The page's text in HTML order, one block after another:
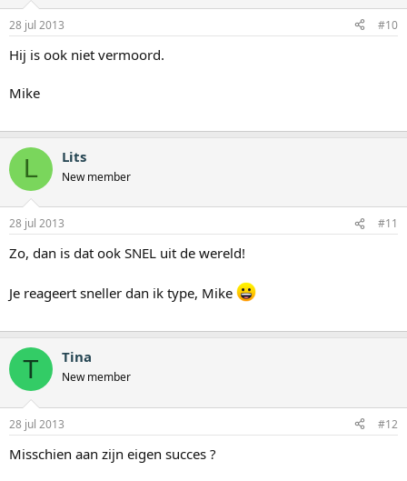
28 jul 2013 #10
Hij is ook niet vermoord.
Mike
L Lits
New member
28 jul 2013 #11
Zo, dan is dat ook SNEL uit de wereld!
Je reageert sneller dan ik type, Mike
T Tina
New member
28 jul 2013 #12
Misschien aan zijn eigen succes ?